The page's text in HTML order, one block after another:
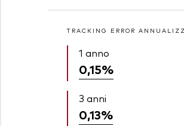
TRACKING ERROR
1 anno
0,15%
3 anni
0,13%